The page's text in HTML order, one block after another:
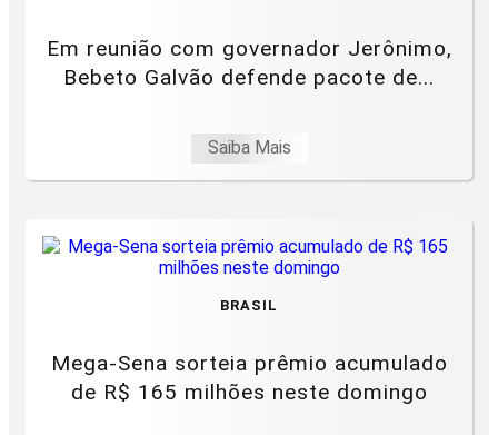
Em reunião com governador Jerônimo,
Bebeto Galvão defende pacote de...
Saiba Mais
BRASIL
Mega-Sena sorteia prêmio acumulado
de R$ 165 milhões neste domingo